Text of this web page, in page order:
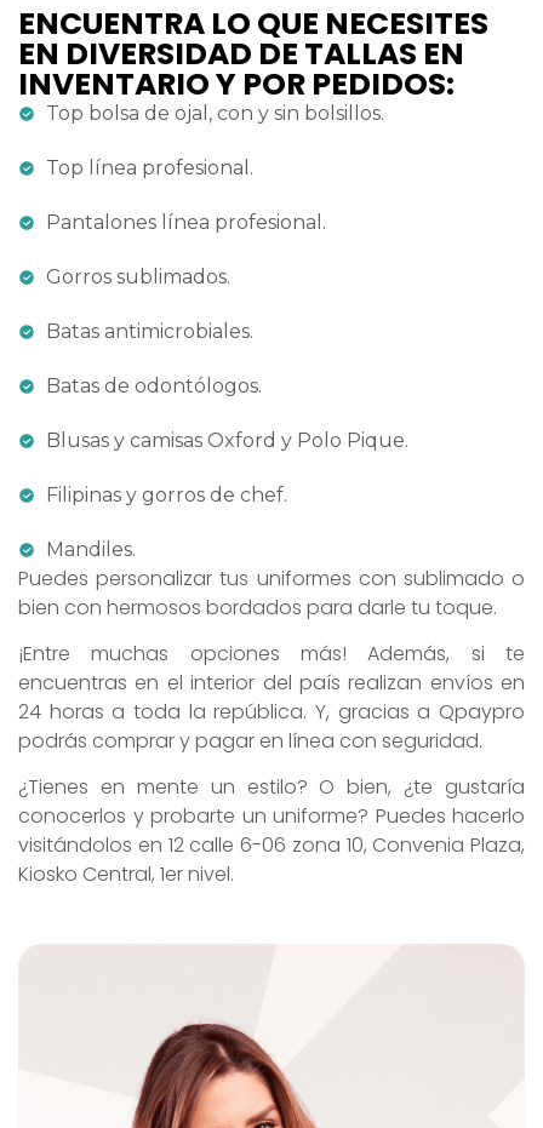
ENCUENTRA LO QUE NECESITES
EN DIVERSIDAD DE TALLAS EN
INVENTARIO Y POR PEDIDOS:
Top bolsa de ojal, con y sin bolsillos.
Top línea profesional.
Pantalones línea profesional.
Gorros sublimados.
Batas antimicrobiales.
Batas de odontólogos.
Blusas y camisas Oxford y Polo Pique.
Filipinas y gorros de chef.
Mandiles.
Puedes personalizar tus uniformes con sublimado o
bien con hermosos bordados para darle tu toque.
¡Entre muchas opciones más! Además, si te
encuentras en el interior del país realizan envíos en
24 horas a toda la república. Y, gracias a Qpaypro
podrás comprar y pagar en línea con seguridad.
¿Tienes en mente un estilo? O bien, ¿te gustaría
conocerlos y probarte un uniforme? Puedes hacerlo
visitándolos en 12 calle 6-06 zona 10, Convenia Plaza,
Kiosko Central, 1er nivel.